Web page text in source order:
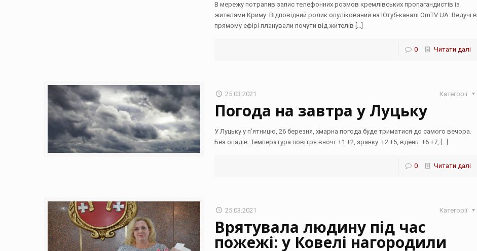
В мережу потрапив запис телефонних розмов кремлівських пропагандистів із
жителями Криму. Відповідний ролик опулікований на Ютуб-каналі OmTV UA. Ведучі в
прямому ефірі планували почути від жителів […]
0 Читати далі
25.03.2021 Категорії
Погода на завтра у Луцьку
У Луцьку у п’ятницю, 26 березня, хмарна погода буде триматися до самого вечора.
Без опадів. Температура повітря вночі: +1 +2, зранку: +2 +5, вдень: +6 +7, […]
0 Читати далі
25.03.2021 Категорії
Врятувала людину під час
пожежі: у Ковелі нагородили